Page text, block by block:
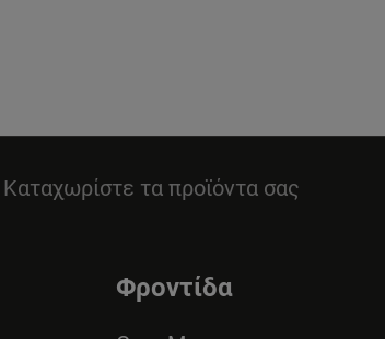
Καταχωρίστε τα προϊόντα σας
Φροντίδα